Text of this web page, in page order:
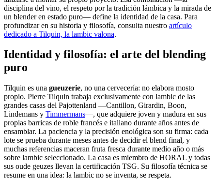
disciplina del vino, el respeto por la tradición lámbica y la mirada de
un blender en estado puro— define la identidad de la casa. Para
profundizar en su historia y filosofía, consulta nuestro artículo
dedicado a Tilquin, la lambic valona.
Identidad y filosofía: el arte del blending
puro
Tilquin es una gueuzerie, no una cervecería: no elabora mosto
propio. Pierre Tilquin trabaja exclusivamente con lambic de las
grandes casas del Pajottenland —Cantillon, Girardin, Boon,
Lindemans y Timmermans—, que adquiere joven y madura en sus
propias barricas de roble francés e italiano durante años antes de
ensamblar. La paciencia y la precisión enológica son su firma: cada
lote se prueba durante meses antes de decidir el blend final, y
muchas referencias maceran fruta fresca durante medio año o más
sobre lambic seleccionado. La casa es miembro de HORAL y todas
sus oude geuzes llevan la certificación TSG. Su filosofía técnica se
resume en una idea: la lambic no se inventa, se respeta.